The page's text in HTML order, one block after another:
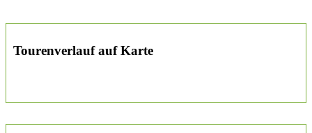
Tourenverlauf auf Karte